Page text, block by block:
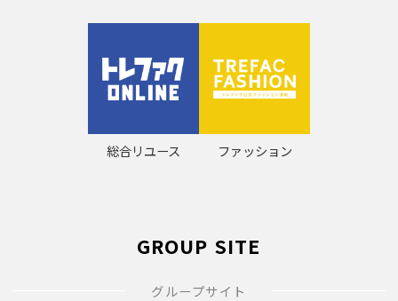
総合リユース ファッション
GROUP SITE
グループサイト